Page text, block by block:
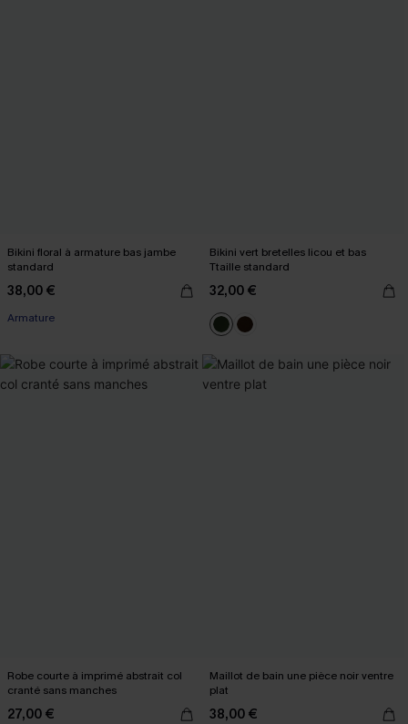
Bikini floral à armature bas jambe
standard
38,00 €
Armature
Bikini vert bretelles licou et bas
Ttaille standard
32,00 €
Robe courte à imprimé abstrait col
cranté sans manches
27,00 €
Maillot de bain une pièce noir ventre
plat
38,00 €